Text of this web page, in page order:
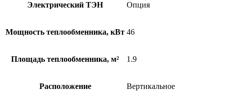
Электрический ТЭН Опция
Мощность теплообменника, кВт 46
Площадь теплообменника, м² 1.9
Расположение Вертикальное